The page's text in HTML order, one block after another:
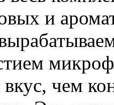
и
чем